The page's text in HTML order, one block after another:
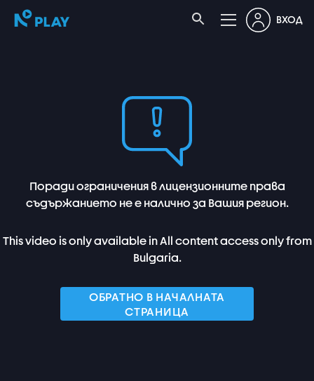
ВХОД
Поради ограничения в лицензионните права
съдържанието не е налично за Вашия регион.
This video is only available in All content access only from
Bulgaria.
ОБРАТНО В НАЧАЛНАТА
СТРАНИЦА